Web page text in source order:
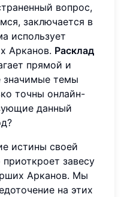
вопрос,
заключается в
использует
Арканов. Расклад
прямой и
значимые темы
точны онлайн-
данный
истины своей
завесу
Арканов. Мы
на этих